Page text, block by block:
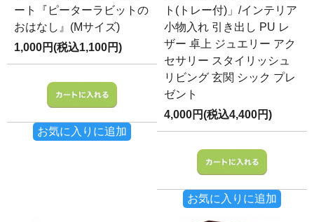
ート『ピーターラビットの
おはなし』(Mサイズ)
1,000円(税込1,100円)
お気に入りに追加
ト(トレー付)」/インテリア
小物入れ 引き出し PU レ
ザー 卓上 ジュエリー アク
セサリー スタイリッシュ
リビング 玄関 シック プレ
ゼント
4,000円(税込4,400円)
お気に入りに追加